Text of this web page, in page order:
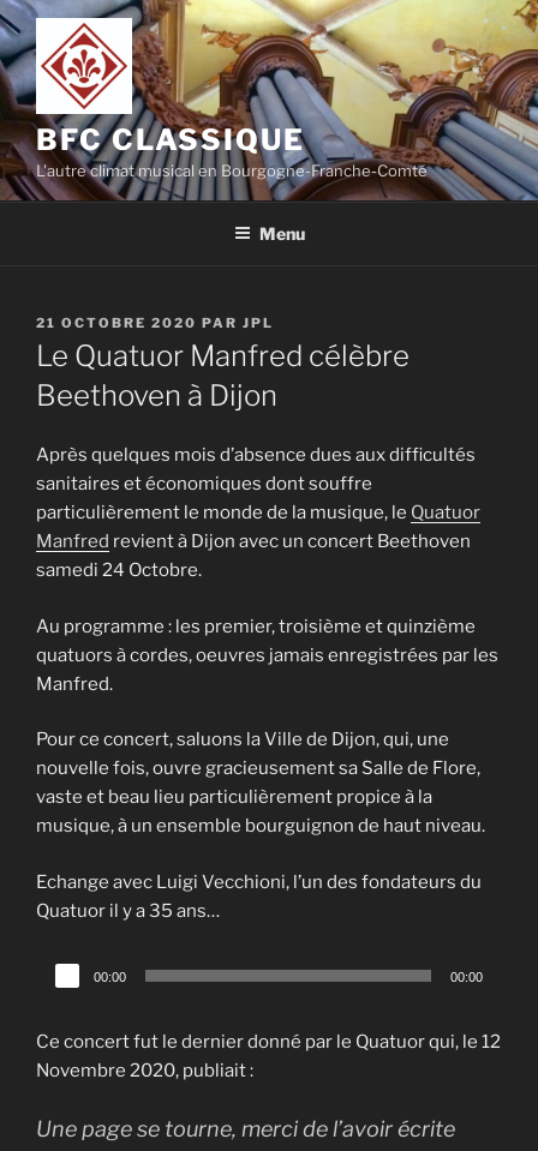
Aller
au
contenu
principal
BFC CLASSIQUE
L'autre climat musical en Bourgogne-Franche-Comté
Menu
PUBLIÉ
LE
21 OCTOBRE 2020 PAR JPL
Le Quatuor Manfred célèbre
Beethoven à Dijon
Après quelques mois d’absence dues aux difficultés
sanitaires et économiques dont souffre
particulièrement le monde de la musique, le Quatuor
Manfred revient à Dijon avec un concert Beethoven
samedi 24 Octobre.
Au programme : les premier, troisième et quinzième
quatuors à cordes, oeuvres jamais enregistrées par les
Manfred.
Pour ce concert, saluons la Ville de Dijon, qui, une
nouvelle fois, ouvre gracieusement sa Salle de Flore,
vaste et beau lieu particulièrement propice à la
musique, à un ensemble bourguignon de haut niveau.
Echange avec Luigi Vecchioni, l’un des fondateurs du
Quatuor il y a 35 ans…
Lecteur
audio
00:00 00:00
Ce concert fut le dernier donné par le Quatuor qui, le 12
Novembre 2020, publiait :
Une page se tourne, merci de l’avoir écrite